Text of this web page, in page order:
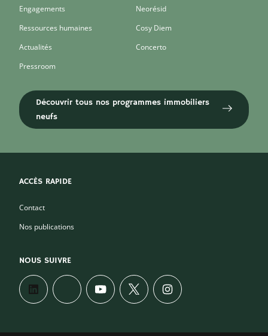
Engagements
Ressources humaines
Actualités
Pressroom
Neorésid
Cosy Diem
Concerto
Découvrir tous nos programmes immobiliers
neufs
ACCÈS RAPIDE
Contact
Nos publications
NOUS SUIVRE